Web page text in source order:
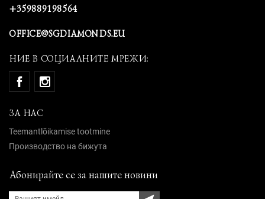
+359889198564
OFFICE@SGDIAMONDS.EU
НИЕ В СОЦИАЛНИТЕ МРЕЖИ:
ЗА НАС
Teemantlõikamise tootmine
Производство на бижута
Абонирайте се за нашите новини